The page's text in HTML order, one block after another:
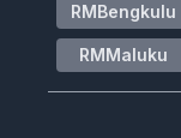
RMBengkulu
RMMaluku